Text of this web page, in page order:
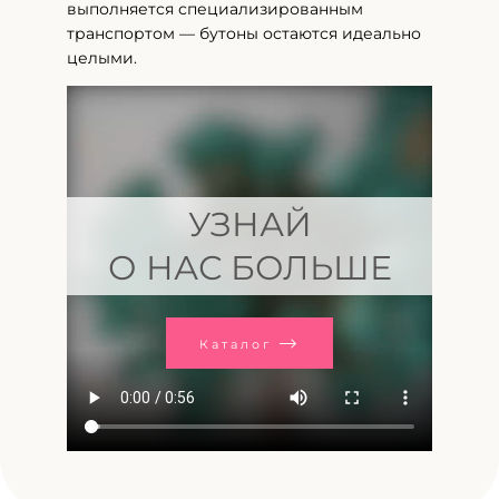
выполняется специализированным
транспортом — бутоны остаются идеально
целыми.
УЗНАЙ
О НАС БОЛЬШЕ
Каталог